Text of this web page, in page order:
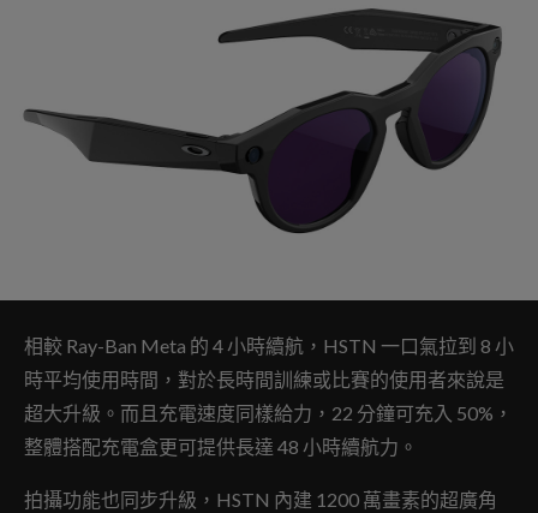
相較 Ray-Ban Meta 的 4 小時續航，HSTN 一口氣拉到 8 小
時平均使用時間，對於長時間訓練或比賽的使用者來說是
超大升級。而且充電速度同樣給力，22 分鐘可充入 50%，
整體搭配充電盒更可提供長達 48 小時續航力。
拍攝功能也同步升級，HSTN 內建 1200 萬畫素的超廣角